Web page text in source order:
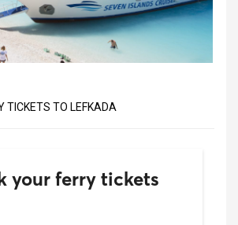
TICKETS TO LEFKADA